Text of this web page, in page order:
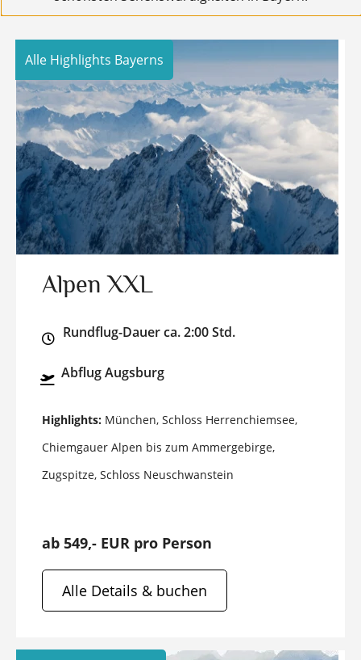
Alle Highlights Bayerns
Alpen XXL
Rundflug-Dauer ca. 2:00 Std.​
Abflug Augsburg
Highlights: München, Schloss Herrenchiemsee,
Chiemgauer Alpen bis zum Ammergebirge,
Zugspitze, Schloss Neuschwanstein
ab 549,- EUR pro Person
Alle Details & buchen